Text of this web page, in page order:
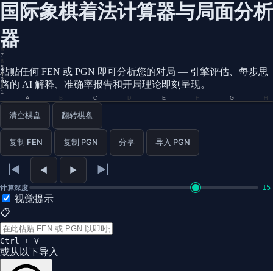
国际象棋着法计算器与局面分析
器
粘贴任何 FEN 或 PGN 即可分析您的对局 — 引擎评估、每步思
路的 AI 解释、准确率报告和开局理论即刻呈现。
0.0
1
2
3
4
5
7
8
A B C D E F G H
清空棋盘 翻转棋盘
复制 FEN 复制 PGN 分享 导入 PGN
|◄ ◄ ► ►|
计算深度 15
视觉提示
📋
Ctrl + V
或从以下导入